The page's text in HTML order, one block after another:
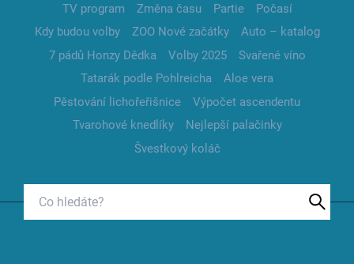
TV program
Změna času Partie
Počasí
Kdy budou volby
ZOO Nové začátky
Auto – katalog
7 pádů Honzy Dědka
Volby 2025
Svařené víno
Tatarák podle Pohlreicha
Aloe vera
Pěstování lichořeřišnice
Výpočet ascendentu
Tvarohové knedlíky
Nejlepší palačinky
Švestkový koláč